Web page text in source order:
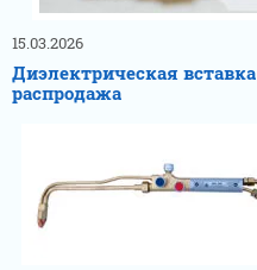
15.03.2026
Диэлектрическая вставка
распродажа